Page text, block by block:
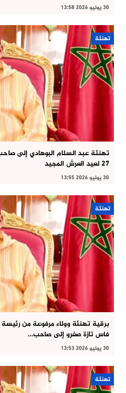
30 يوليو 2026 13:58
تهنئة
تهنئة عبد السلام البوهادي إلى
27 لعيد العرش المجيد
30 يوليو 2026 13:55
تهنئة
برقية تهنئة وولاء مرفوعة من
فاس تازة صفرو إلى صاحب…
30 يوليو 2026 13:53
تهنئة